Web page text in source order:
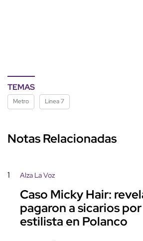
TEMAS
Metro Línea 7
Notas Relacionadas
1 Alza La Voz
Caso Micky Hair:
pagaron a sicarios
estilista en Polanco